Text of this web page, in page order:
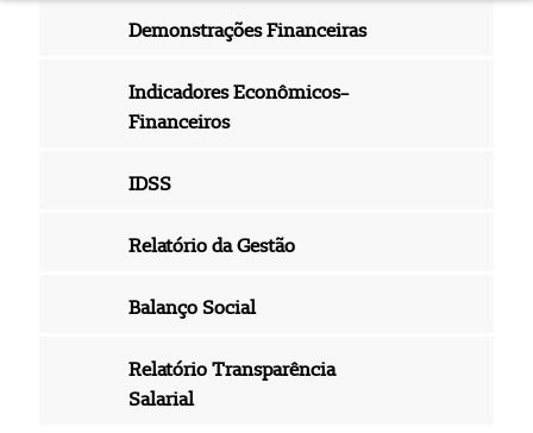
Demonstrações Financeiras
Indicadores Econômicos-
Financeiros
IDSS
Relatório da Gestão
Balanço Social
Relatório Transparência
Salarial